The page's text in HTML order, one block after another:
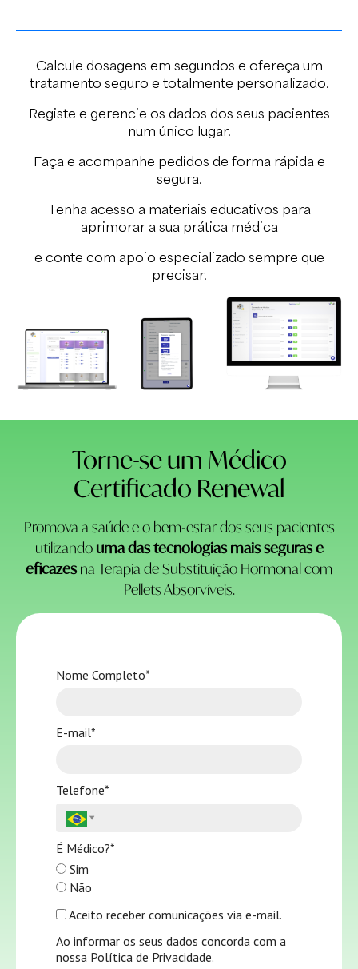
Calcule dosagens em segundos e ofereça um
tratamento seguro e totalmente personalizado.
Registe e gerencie os dados dos seus pacientes
num único lugar.
Faça e acompanhe pedidos de forma rápida e
segura.
Tenha acesso a materiais educativos para
aprimorar a sua prática médica
e conte com apoio especializado sempre que
precisar.
Torne-se um Médico
Certificado Renewal
Promova a saúde e o bem-estar dos seus pacientes
utilizandouma das tecnologias mais seguras e
eficazesna Terapia de Substituição Hormonal com
Pellets Absorvíveis.
Nome Completo*
E-mail*
Telefone*
É Médico?*
Sim
Não
Aceito receber comunicações via e-mail.
Ao informar os seus dados concorda com a
nossa Política de Privacidade.